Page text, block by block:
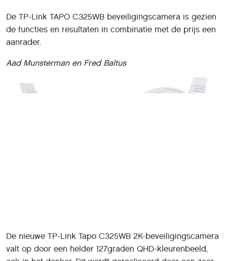
De TP-Link TAPO C325WB beveiligingscamera is gezien
de functies en resultaten in combinatie met de prijs een
aanrader.
Aad Munsterman en Fred Baltus
De nieuwe TP-Link Tapo C325WB 2K-beveiligingscamera
valt op door een helder 127graden QHD-kleurenbeeld,